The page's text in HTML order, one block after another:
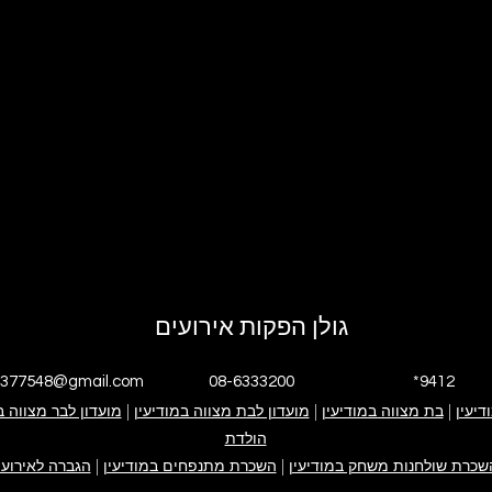
גולן הפקות אירועים
08-6333200 *9412
אנחנו גולן הפקות אירועים אירוע בת מצווה אירוע בר מצווה ימי
קייטנה במודיעין
|בת מצווה במודיעין מועדון לבת מצווה במודיעין מועדון לבר מצווה
הולדת
שולחנות משחק במודיעין השכרת מתנפחים במודיעין הגברה